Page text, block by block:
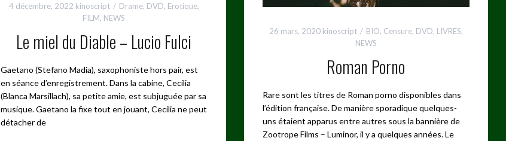
4 décembre, 2022 kinoscript Drame, DVD, Erotique,
FILM, NEWS
Le miel du Diable – Lucio Fulci
Gaetano (Stefano Madia), saxophoniste hors pair, est
en séance d’enregistrement. Dans la cabine, Cecilia
(Blanca Marsillach), sa petite amie, est subjuguée par sa
musique. Gaetano la fixe tout en jouant, Cecilia ne peut
détacher de
26 mars, 2020 kinoscript BIO, Censure, DVD, LIVRES,
NEWS
Roman Porno
Rare sont les titres de Roman porno disponibles dans
l’édition française. De manière sporadique quelques-
uns étaient apparus entre autres sous la bannière de
Zootrope Films – Luminor, il y a quelques années. Le